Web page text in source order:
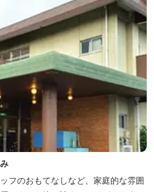
フのおもてなしなど、家庭的な雰囲